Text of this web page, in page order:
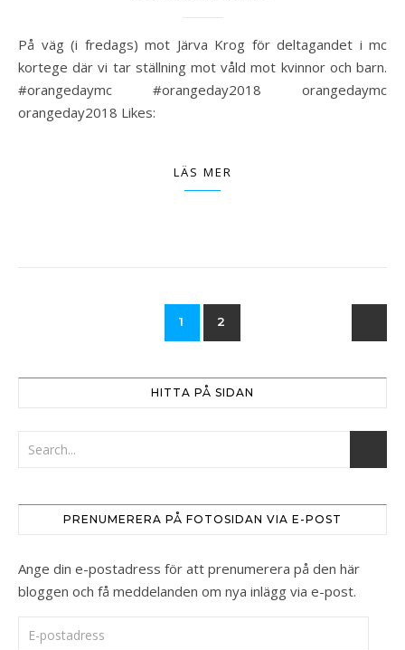
På väg (i fredags) mot Järva Krog för deltagandet i mc
kortege där vi tar ställning mot våld mot kvinnor och barn.
#orangedaymc #orangeday2018 orangedaymc
orangeday2018 Likes:
LÄS MER
1 2
HITTA PÅ SIDAN
PRENUMERERA PÅ FOTOSIDAN VIA E-POST
Ange din e-postadress för att prenumerera på den här
bloggen och få meddelanden om nya inlägg via e-post.
E-postadress